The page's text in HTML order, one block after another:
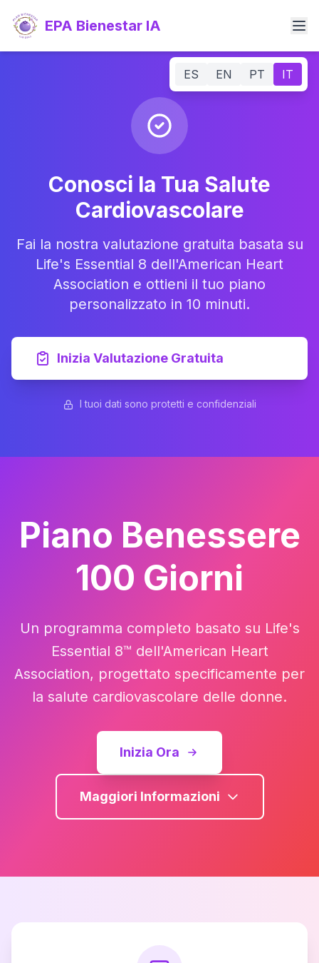
ES EN PT IT
Vai al contenuto principale
EPA Bienestar IA
Conosci la Tua Salute
Cardiovascolare
Fai la nostra valutazione gratuita basata su
Life's Essential 8 dell'American Heart
Association e ottieni il tuo piano
personalizzato in 10 minuti.
Inizia Valutazione Gratuita
I tuoi dati sono protetti e confidenziali
Piano Benessere
100 Giorni
Un programma completo basato su Life's
Essential 8™ dell'American Heart
Association, progettato specificamente per
la salute cardiovascolare delle donne.
Inizia Ora
Maggiori Informazioni